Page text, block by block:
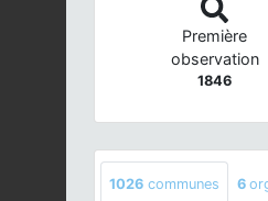
Première
observation
1846
1026 communes 6